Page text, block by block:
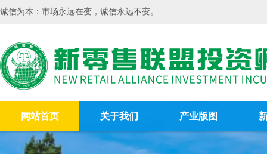
诚信为本：市场永远在变，诚信永远不变。
网站首页 关于我们 产业版图